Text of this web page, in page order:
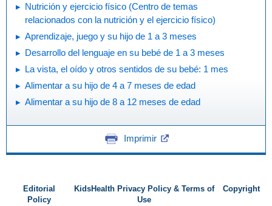
Nutrición y ejercicio físico (Centro de temas
relacionados con la nutrición y el ejercicio físico)
Aprendizaje, juego y su hijo de 1 a 3 meses
Desarrollo del lenguaje en su bebé de 1 a 3 meses
La vista, el oído y otros sentidos de su bebé: 1 mes
Alimentar a su hijo de 4 a 7 meses de edad
Alimentar a su hijo de 8 a 12 meses de edad
Imprimir
Editorial
Policy
KidsHealth Privacy Policy & Terms of
Use
Copyright